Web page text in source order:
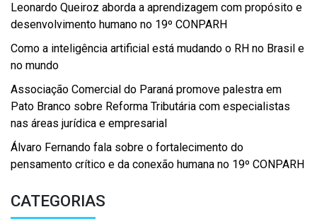
Leonardo Queiroz aborda a aprendizagem com propósito e
desenvolvimento humano no 19º CONPARH
Como a inteligência artificial está mudando o RH no Brasil e
no mundo
Associação Comercial do Paraná promove palestra em
Pato Branco sobre Reforma Tributária com especialistas
nas áreas jurídica e empresarial
Álvaro Fernando fala sobre o fortalecimento do
pensamento crítico e da conexão humana no 19º CONPARH
CATEGORIAS